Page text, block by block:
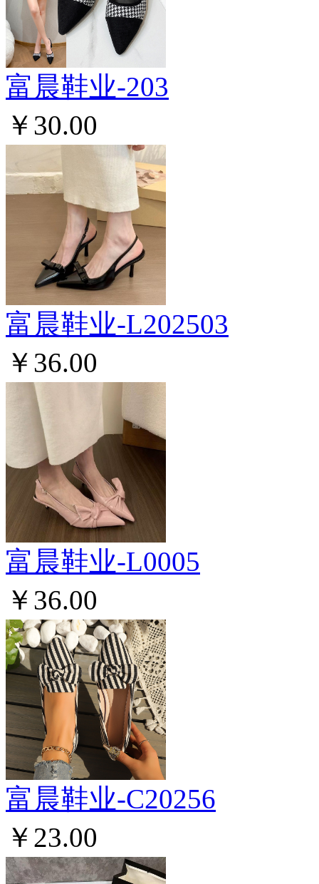
富晨鞋业-203
￥30.00
富晨鞋业-L202503
￥36.00
富晨鞋业-L0005
￥36.00
富晨鞋业-C20256
￥23.00